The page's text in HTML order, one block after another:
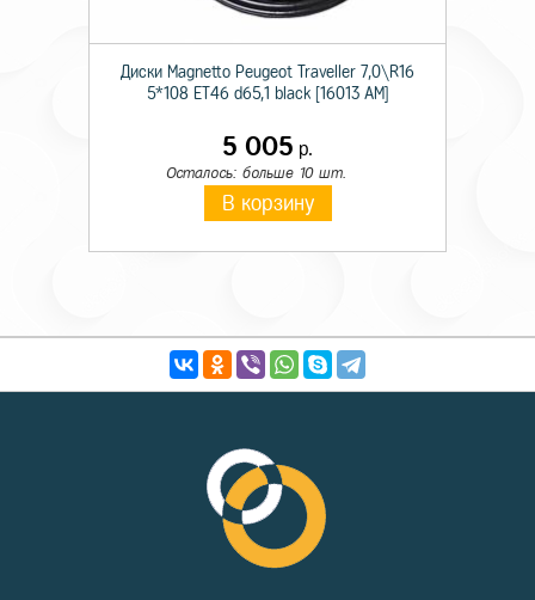
Диски Magnetto Peugeot Traveller 7,0\R16
5*108 ET46 d65,1 black [16013 AM]
5 005 р.
Осталось: больше 10 шт.
В корзину